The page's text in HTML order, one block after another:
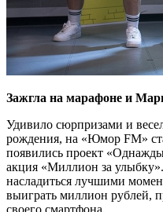
Зажгла на марафоне и
Удивило сюрпризами и
рождения, на «Юмор FM»
появились проект
акция «Миллион за
насладиться лучшими
выиграть миллион рублей,
своего смартфона.